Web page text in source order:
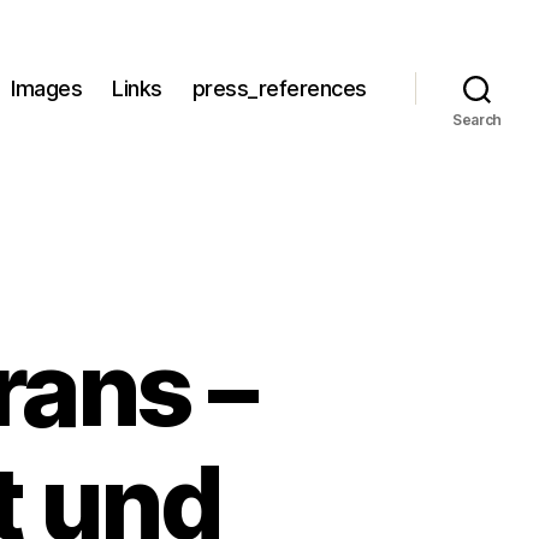
Images Links press_references
Search
–
und